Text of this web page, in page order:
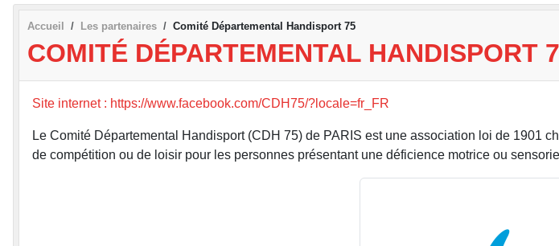
Accueil Les partenaires Comité Départemental Handisport 75
COMITÉ DÉPARTEMENTAL HANDISPORT
Site internet : https://www.facebook.com/CDH75/?locale=fr_FR
Le Comité Départemental Handisport (CDH 75) de PARIS est une association loi de 1901
de compétition ou de loisir pour les personnes présentant une déficience motrice ou